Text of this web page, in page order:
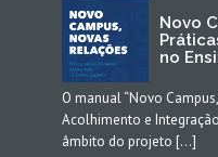
Novo
no
O manual “Novo
Acolhimento e
âmbito do projeto […]